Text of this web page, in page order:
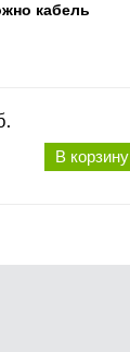
кабель
В корзину